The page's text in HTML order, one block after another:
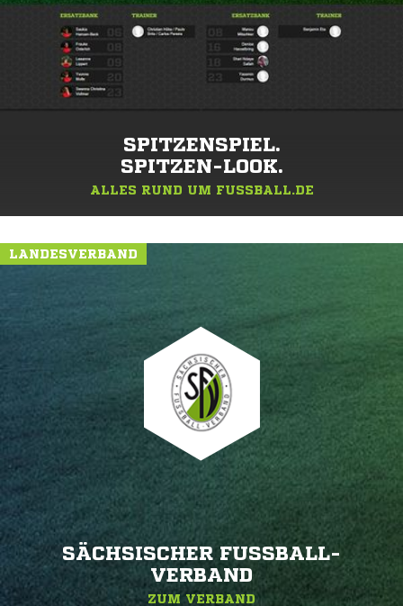
SPITZENSPIEL.
SPITZEN-LOOK.
ALLES RUND UM FUSSBALL.DE
LANDESVERBAND
SÄCHSISCHER FUSSBALL-V
ERBAND
ZUM VERBAND